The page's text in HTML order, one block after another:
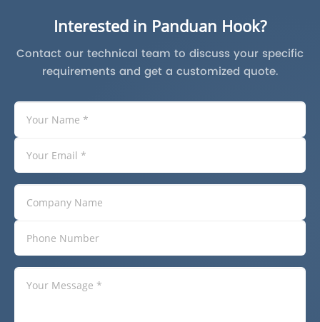
Interested in Panduan Hook?
Contact our technical team to discuss your specific
requirements and get a customized quote.